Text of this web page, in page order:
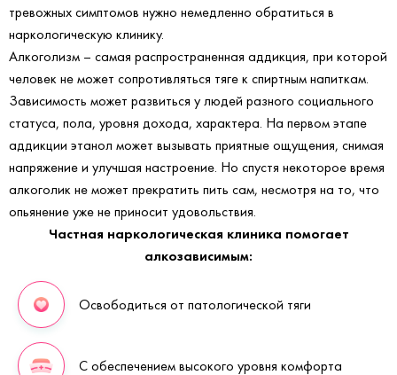
тревожных симптомов нужно немедленно обратиться в
наркологическую клинику.
Алкоголизм – самая распространенная аддикция, при которой
человек не может сопротивляться тяге к спиртным напиткам.
Зависимость может развиться у людей разного социального
статуса, пола, уровня дохода, характера. На первом этапе
аддикции этанол может вызывать приятные ощущения, снимая
напряжение и улучшая настроение. Но спустя некоторое время
алкоголик не может прекратить пить сам, несмотря на то, что
опьянение уже не приносит удовольствия.
Частная наркологическая клиника помогает
алкозависимым:
Освободиться от патологической тяги
С обеспечением высокого уровня комфорта